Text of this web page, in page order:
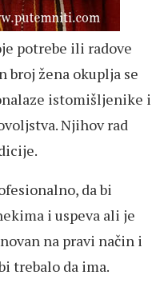
potrebe ili radove
žena okuplja se
istomišljenike i
Njihov rad
da bi
i uspeva ali je
na pravi način i
trebalo da ima.